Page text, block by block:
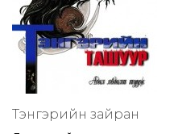
Тэнгэрийн зайран